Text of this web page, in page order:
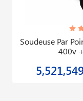
Soudeuse Par
400v